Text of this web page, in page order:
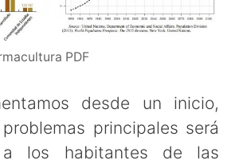
PDF
desde un inicio,
principales será
a los habitantes de las